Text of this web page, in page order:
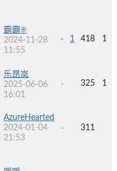
霸霸☀
2024-11-28
11:55
1 418 1
乐昂岚
2025-06-06
16:01
325 1
AzureHearted
2024-01-04
21:53
311